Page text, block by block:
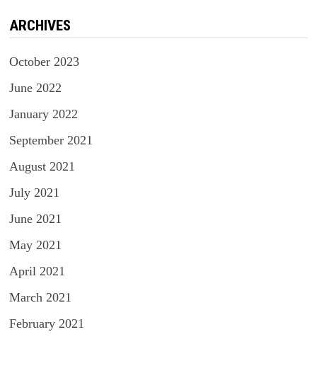
ARCHIVES
October 2023
June 2022
January 2022
September 2021
August 2021
July 2021
June 2021
May 2021
April 2021
March 2021
February 2021